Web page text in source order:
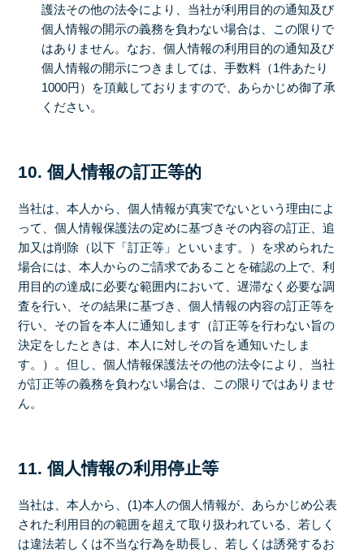
護法その他の法令により、当社が利用目的の通知及び
個人情報の開示の義務を負わない場合は、この限りで
はありません。なお、個人情報の利用目的の通知及び
個人情報の開示につきましては、手数料（1件あたり
1000円）を頂戴しておりますので、あらかじめ御了承
ください。
10. 個人情報の訂正等的
当社は、本人から、個人情報が真実でないという理由によ
って、個人情報保護法の定めに基づきその内容の訂正、追
加又は削除（以下「訂正等」といいます。）を求められた
場合には、本人からのご請求であることを確認の上で、利
用目的の達成に必要な範囲内において、遅滞なく必要な調
査を行い、その結果に基づき、個人情報の内容の訂正等を
行い、その旨を本人に通知します（訂正等を行わない旨の
決定をしたときは、本人に対しその旨を通知いたしま
す。）。但し、個人情報保護法その他の法令により、当社
が訂正等の義務を負わない場合は、この限りではありませ
ん。
11. 個人情報の利用停止等
当社は、本人から、(1)本人の個人情報が、あらかじめ公表
された利用目的の範囲を超えて取り扱われている、若しく
は違法若しくは不当な行為を助長し、若しくは誘発するお